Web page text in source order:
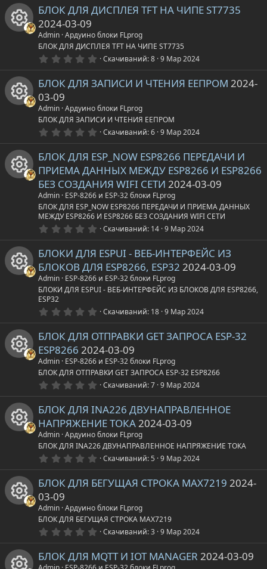
с
с
р
с
н
к
р
е
у
р
к
о
н
к
а
е
с
с
а
0
з
ё
з
д
к
о
к
а
с
у
а
БЛОК ДЛЯ ДИСПЛЕЯ TFT НА ЧИПЕ ST7735
2024-03-09
Admin Ардуино блоки FLprog
БЛОК ДЛЯ ДИСПЛЕЯ TFT НА ЧИПЕ ST7735
0
0
ё
з
д
Скачиваний 8 9 Мар 2024
к
о
а
р
с
у
р
а
БЛОК ДЛЯ ЗАПИСИ И ЧТЕНИЯ ЕЕПРОМ 2024-
03-09
Admin Ардуино блоки FLprog
БЛОК ДЛЯ ЗАПИСИ И ЧТЕНИЯ ЕЕПРОМ
0
0
з
в
ё
з
д
Скачиваний 6 9 Мар 2024
о
н
а
р
е
с
у
р
а
БЛОК ДЛЯ ESP_NOW ESP8266 ПЕРЕДАЧИ И
ПРИЕМА ДАННЫХ МЕЖДУ ESP8266 И ESP8266
БЕЗ СОЗДАНИЯ WIFI СЕТИ 2024-03-09
Admin ESP-8266 и ESP-32 блоки FLprog
БЛОК ДЛЯ ESP_NOW ESP8266 ПЕРЕДАЧИ И ПРИЕМА ДАННЫХ
МЕЖДУ ESP8266 И ESP8266 БЕЗ СОЗДАНИЯ WIFI СЕТИ
0
0
з
в
ё
з
д
Скачиваний 14 9 Мар 2024
к
о
н
к
а
р
с
у
с
БЛОКИ ДЛЯ ESPUI - ВЕБ-ИНТЕРФЕЙС ИЗ
БЛОКОВ ДЛЯ ESP8266, ESP32 2024-03-09
Admin ESP-8266 и ESP-32 блоки FLprog
БЛОКИ ДЛЯ ESPUI - ВЕБ-ИНТЕРФЕЙС ИЗ БЛОКОВ ДЛЯ ESP8266,
ESP32
0
0
з
в
ё
з
д
Скачиваний 18 9 Мар 2024
к
о
к
а
е
БЛОК ДЛЯ ОТПРАВКИ GET ЗАПРОСА ESP-32
ESP8266 2024-03-09
Admin ESP-8266 и ESP-32 блоки FLprog
БЛОК ДЛЯ ОТПРАВКИ GET ЗАПРОСА ESP-32 ESP8266
0
0
з
в
ё
з
д
Скачиваний 7 9 Мар 2024
к
о
к
БЛОК ДЛЯ INA226 ДВУНАПРАВЛЕННОЕ
НАПРЯЖЕНИЕ ТОКА2024-03-09
Admin Ардуино блоки FLprog
БЛОК ДЛЯ INA226 ДВУНАПРАВЛЕННОЕ НАПРЯЖЕНИЕ ТОКА
0
0
ё
з
д
Скачиваний 5 9 Мар 2024
к
БЛОК ДЛЯ БЕГУЩАЯ СТРОКА MAX7219 2024-
03-09
Admin Ардуино блоки FLprog
БЛОК ДЛЯ БЕГУЩАЯ СТРОКА MAX7219
0
0
з
Скачиваний 3 9 Мар 2024
БЛОК ДЛЯ MQTT И IOT MANAGER 2024-03-09